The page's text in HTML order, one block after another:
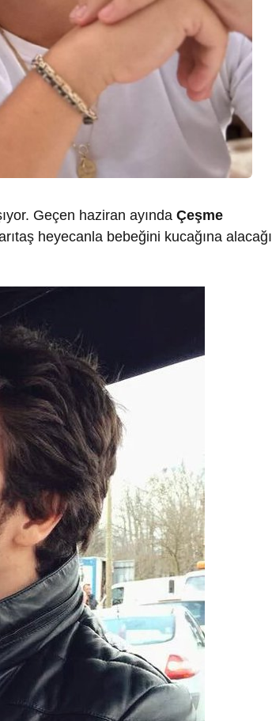
Geçen haziran ayında Çeşme
heyecanla bebeğini kucağına alacağı